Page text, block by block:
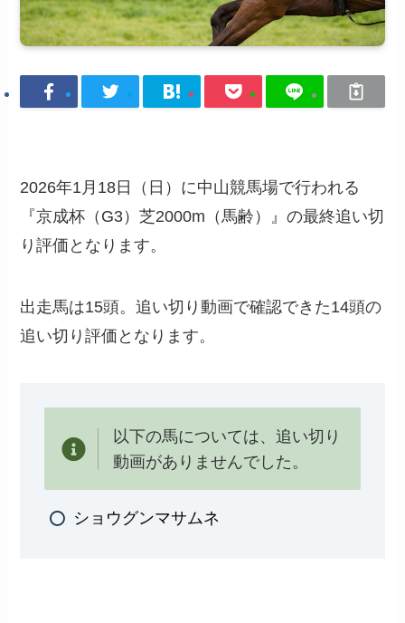
2026年1月18日（日）に中山競馬場で行われる
『京成杯（G3）芝2000m（馬齢）』の最終追い切
り評価となります。
出走馬は15頭。追い切り動画で確認できた14頭の
追い切り評価となります。
以下の馬については、追い切り
動画がありませんでした。
ショウグンマサムネ